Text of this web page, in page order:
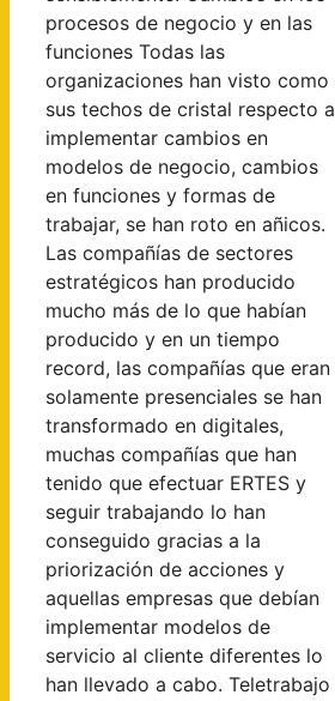
procesos de negocio y en las
funciones Todas las
organizaciones han visto como
sus techos de cristal respecto a
implementar cambios en
modelos de negocio, cambios
en funciones y formas de
trabajar, se han roto en añicos.
Las compañías de sectores
estratégicos han producido
mucho más de lo que habían
producido y en un tiempo
record, las compañías que eran
solamente presenciales se han
transformado en digitales,
muchas compañías que han
tenido que efectuar ERTES y
seguir trabajando lo han
conseguido gracias a la
priorización de acciones y
aquellas empresas que debían
implementar modelos de
servicio al cliente diferentes lo
han llevado a cabo. Teletrabajo